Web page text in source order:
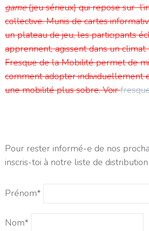
game(jeu sérieux) qui repose sur
collective. Munis de cartes
un plateau de jeu, les participants
apprennent, agissent dans un
Fresque de la Mobilité permet de
comment adopter individuellement
une mobilité plus sobre. Voir
Pour rester informé-e de nos
inscris-toi à notre liste de distribution
Prénom*
Nom*